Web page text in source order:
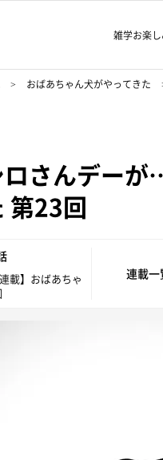
雑学お楽
おばあちゃん犬がやってきた
さんデー
第23回
載】おばあちゃ
連載一